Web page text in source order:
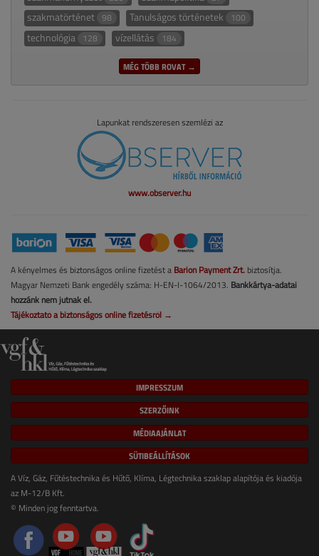
szakmatörténet 98 Tanulságos történetek 100
technológia 128 vízellátás 184
MÉG TÖBB ROVAT →
Lapunkat rendszeresen szemlézi az
www.observer.hu
A kényelmes és biztonságos online fizetést a Barion Payment Zrt. biztosítja.
Magyar Nemzeti Bank engedély száma: H-EN-I-1064/2013. Bankkártya-adatai
hozzánk nem jutnak el.
Tájékoztató a biztonságos online fizetésről →
IMPRESSZUM
SZERZŐINK
MÉDIAAJÁNLAT
SÜTIBEÁLLÍTÁSOK
A Víz, Gáz, Fűtéstechnika és Hűtő, Klíma, Légtechnika szaklap alapítója és kiadója
az M-12/B Kft.
© Minden jog fenntartva.